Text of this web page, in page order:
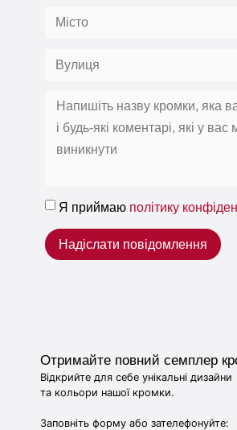
Я приймаю політику
Надіслати повідомлення
Отримайте повний семплер
Відкрийте для себе унікальні дизайни
та кольори нашої кромки.
Заповніть форму або зателефонуйте: